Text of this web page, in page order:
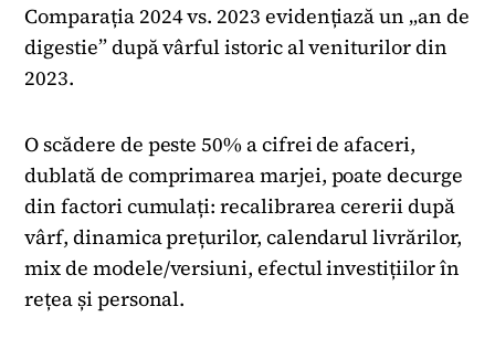
Comparația 2024 vs. 2023 evidențiază un „an de
digestie” după vârful istoric al veniturilor din
2023.
O scădere de peste 50% a cifrei de afaceri,
dublată de comprimarea marjei, poate decurge
din factori cumulați: recalibrarea cererii după
vârf, dinamica prețurilor, calendarul livrărilor,
mix de modele/versiuni, efectul investițiilor în
rețea și personal.